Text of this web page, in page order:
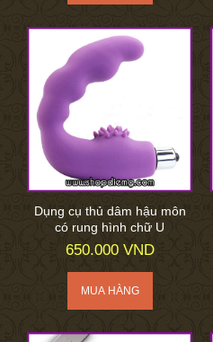
Dụng cụ thủ dâm hậu môn
có rung hình chữ U
650.000 VND